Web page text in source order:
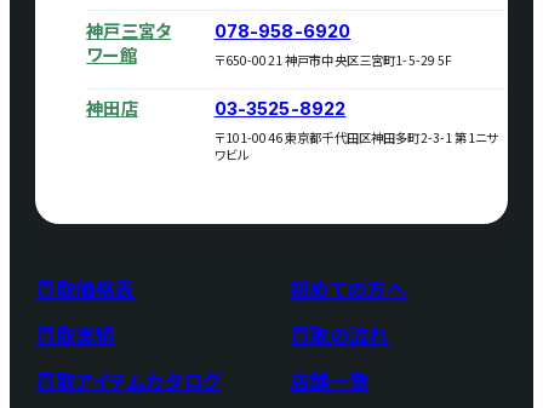
買取価格表
買取実績
買取アイテムカタログ
初めての方へ
買取の流れ
店舗一覧
神戸三宮タ
ワー館
078-958-6920
〒650-0021 神戸市中央区三宮町1-5-29 5F
神田店 03-3525-8922
〒101-0046 東京都千代田区神田多町2-3-1 第1ニサ
ワビル